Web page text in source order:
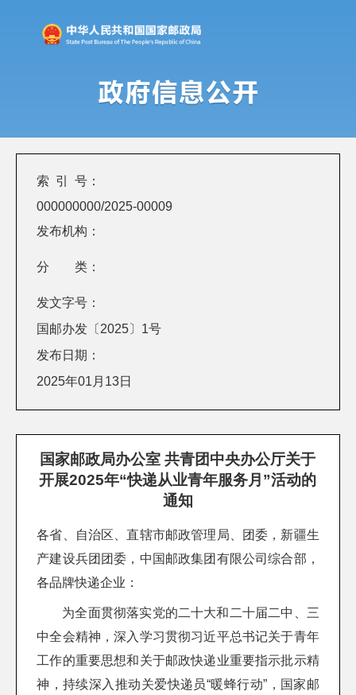
索 引 号：
000000000/2025-00009
发布机构：
分 类：
发文字号：
国邮办发〔2025〕1号
发布日期：
2025年01月13日
国家邮政局办公室 共青团中央办公厅关于
开展2025年“快递从业青年服务月”活动的
通知
各省、自治区、直辖市邮政管理局、团委，新疆生
产建设兵团团委，中国邮政集团有限公司综合部，
各品牌快递企业：
为全面贯彻落实党的二十大和二十届二中、三
中全会精神，深入学习贯彻习近平总书记关于青年
工作的重要思想和关于邮政快递业重要指示批示精
神，持续深入推动关爱快递员“暖蜂行动”，国家邮